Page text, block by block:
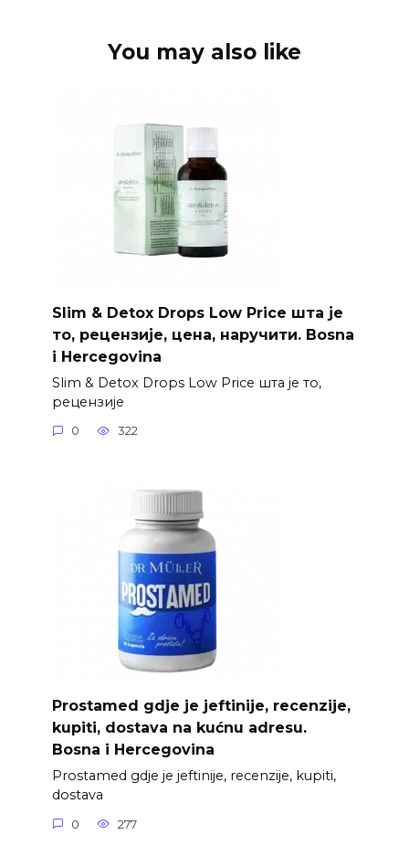
You may also like
Slim & Detox Drops Low Price шта је
то, рецензије, цена, наручити. Bosna
i Hercegovina
Slim & Detox Drops Low Price шта је то,
рецензије
0 322
Prostamed gdje je jeftinije, recenzije,
kupiti, dostava na kućnu adresu.
Bosna i Hercegovina
Prostamed gdje je jeftinije, recenzije, kupiti,
dostava
0 277